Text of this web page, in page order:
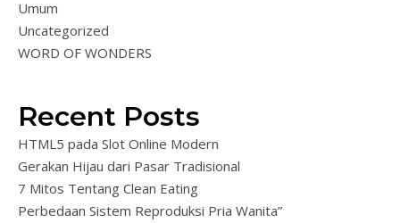
Umum
Uncategorized
WORD OF WONDERS
Recent Posts
HTML5 pada Slot Online Modern
Gerakan Hijau dari Pasar Tradisional
7 Mitos Tentang Clean Eating
Perbedaan Sistem Reproduksi Pria Wanita”